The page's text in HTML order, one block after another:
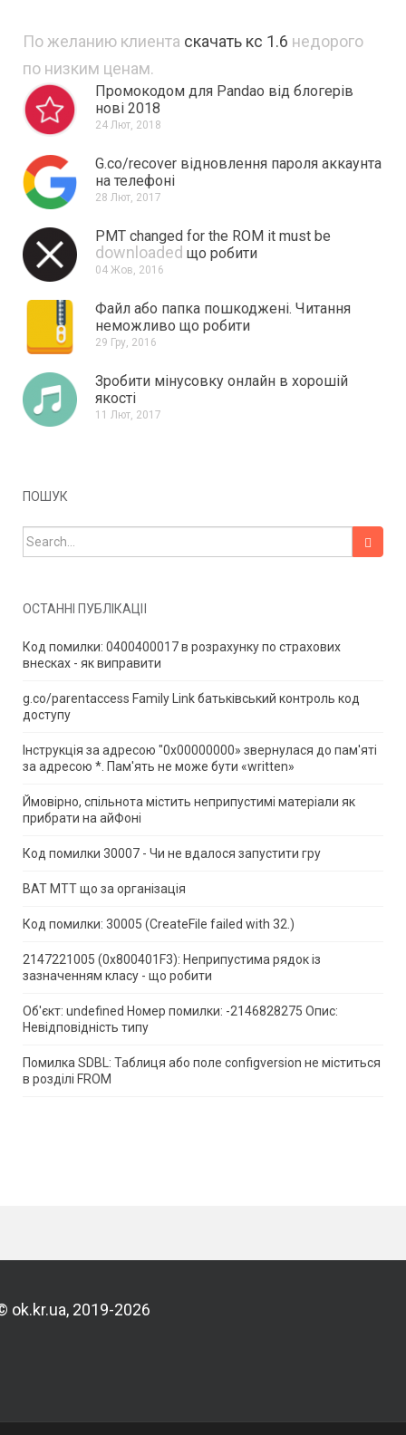
По желанию клиента скачать кс 1.6 недорого
по низким ценам.
Промокодом для Pandao від блогерів
нові 2018
24 Лют, 2018
G.co/recover відновлення пароля аккаунта
на телефоні
28 Лют, 2017
PMT changed for the ROM it must be
downloaded що робити
04 Жов, 2016
Файл або папка пошкоджені. Читання
неможливо що робити
29 Гру, 2016
Зробити мінусовку онлайн в хорошій
якості
11 Лют, 2017
ПОШУК
Search for:
ОСТАННІ ПУБЛІКАЦІЇ
Код помилки: 0400400017 в розрахунку по страхових
внесках - як виправити
g.co/parentaccess Family Link батьківський контроль код
доступу
Інструкція за адресою "0x00000000» звернулася до пам'яті
за адресою *. Пам'ять не може бути «written»
Ймовірно, спільнота містить неприпустимі матеріали як
прибрати на айФоні
Код помилки 30007 - Чи не вдалося запустити гру
ВАТ МТТ що за організація
Код помилки: 30005 (CreateFile failed with 32.)
2147221005 (0x800401F3): Неприпустима рядок із
зазначенням класу - що робити
Об'єкт: undefined Номер помилки: -2146828275 Опис:
Невідповідність типу
Помилка SDBL: Таблиця або поле configversion не міститься
в розділі FROM
ok.kr.ua, 2019-2026